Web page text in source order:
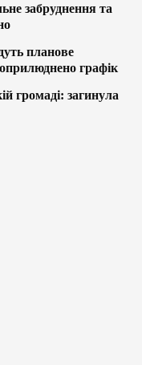
забруднення та
планове
графік
громаді: загинула